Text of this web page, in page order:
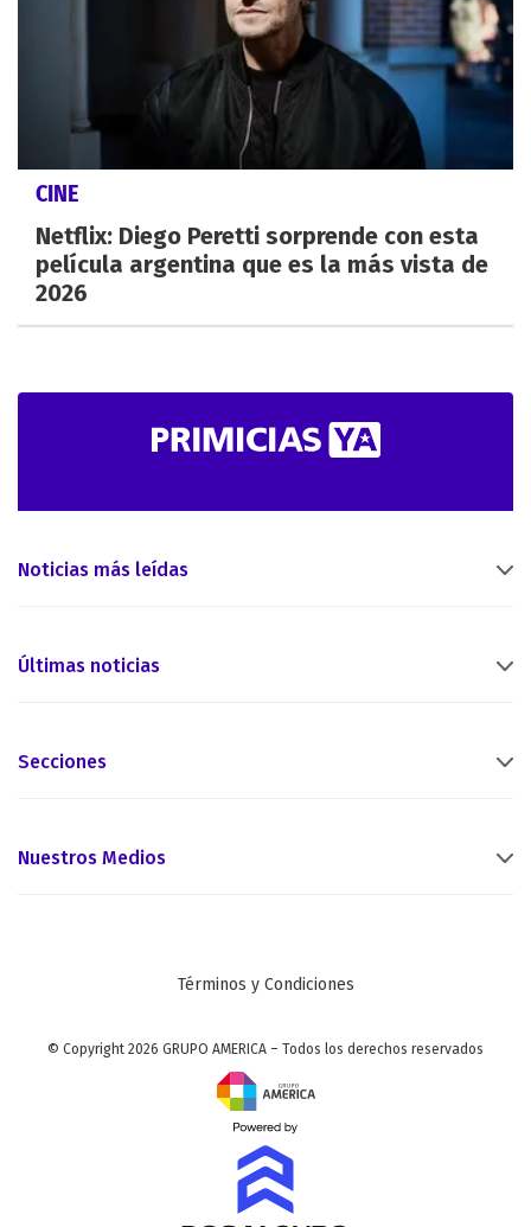
CINE
Netflix: Diego Peretti sorprende con esta
película argentina que es la más vista de
2026
Noticias más leídas
Últimas noticias
Secciones
Nuestros Medios
Términos y Condiciones
© Copyright 2026 GRUPO AMERICA – Todos los derechos reservados